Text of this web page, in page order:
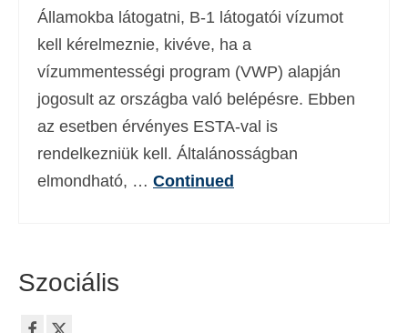
Államokba látogatni, B-1 látogatói vízumot
kell kérelmeznie, kivéve, ha a
vízummentességi program (VWP) alapján
jogosult az országba való belépésre. Ebben
az esetben érvényes ESTA-val is
rendelkezniük kell. Általánosságban
elmondható, … Continued
Szociális